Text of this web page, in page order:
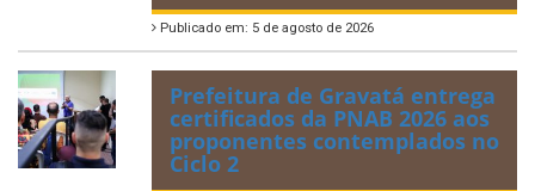
Publicado em: 5 de agosto de 2026
Prefeitura de Gravatá entrega
certificados da PNAB 2026 aos
proponentes contemplados no
Ciclo 2